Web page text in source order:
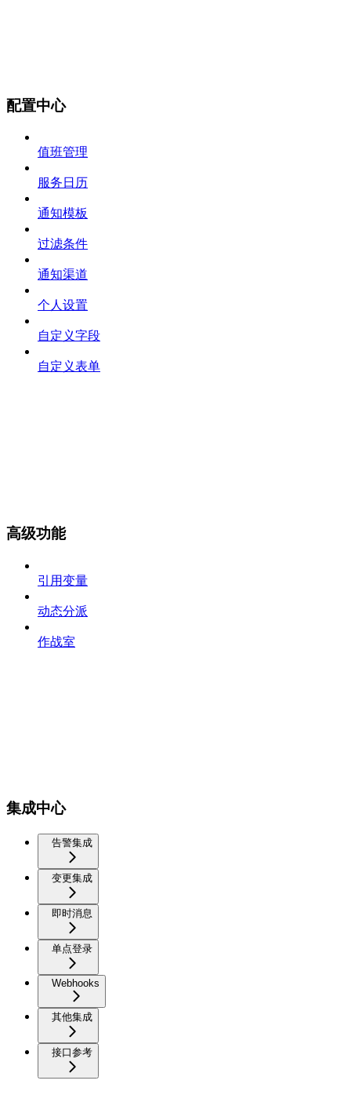
配置中心
值班管理
服务日历
通知模板
过滤条件
通知渠道
个人设置
自定义字段
自定义表单
高级功能
引用变量
动态分派
作战室
集成中心
告警集成
变更集成
即时消息
单点登录
Webhooks
其他集成
接口参考